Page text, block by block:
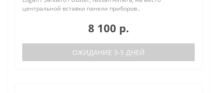
центральной вставки панели приборов..
8 100 р.
ОЖИДАНИЕ 3-5 ДНЕЙ